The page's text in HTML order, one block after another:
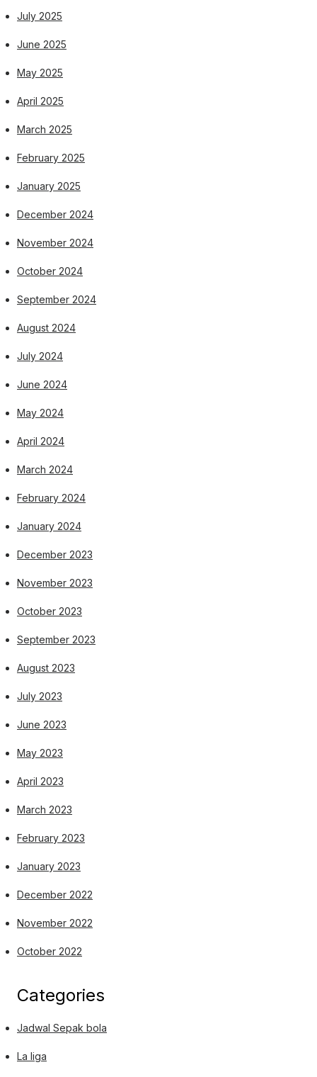
July 2025
June 2025
May 2025
April 2025
March 2025
February 2025
January 2025
December 2024
November 2024
October 2024
September 2024
August 2024
July 2024
June 2024
May 2024
April 2024
March 2024
February 2024
January 2024
December 2023
November 2023
October 2023
September 2023
August 2023
July 2023
June 2023
May 2023
April 2023
March 2023
February 2023
January 2023
December 2022
November 2022
October 2022
Categories
Jadwal Sepak bola
La liga